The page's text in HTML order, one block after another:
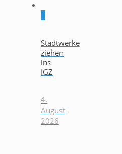
Stadtwerke
ziehen
ins
IGZ
4.
August
2026